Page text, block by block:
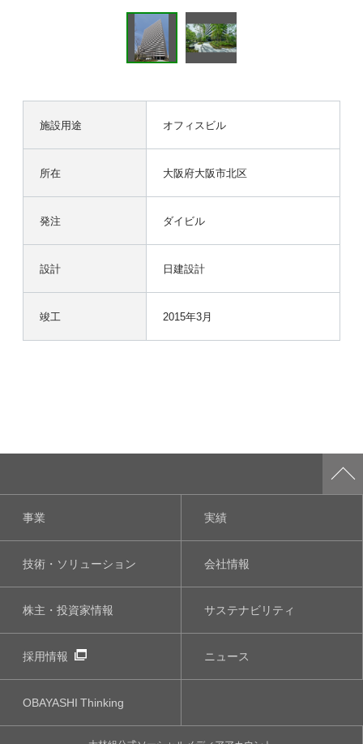
施設用途 オフィスビル
所在 大阪府大阪市北区
発注 ダイビル
設計 日建設計
竣工 2015年3月
事業 実績
技術・ソリューション 会社情報
株主・投資家情報 サステナビリティ
採用情報 ニュース
OBAYASHIThinking